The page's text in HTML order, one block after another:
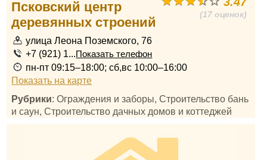
(17 оценок)
Псковский центр
деревянных строений
улица Леона Поземского, 76
+7 (921) 1...Показать телефон
пн-пт 09:15–18:00; сб,вс 10:00–16:00
Показать на карте
Рубрики: Ограждения и заборы, Строительство бань
и саун, Строительство дачных домов и коттеджей